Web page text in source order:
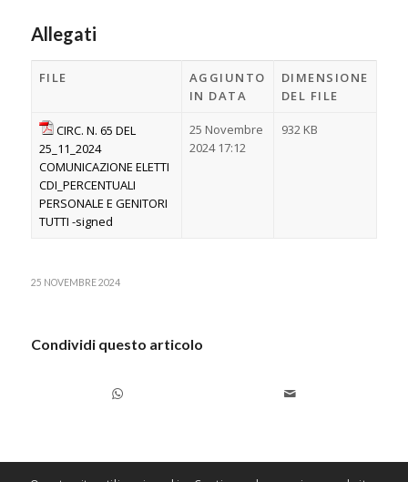
Allegati
FILE
AGGIUNTO
IN DATA
DIMENSIONE
DEL FILE
CIRC. N. 65 DEL
25_11_2024
COMUNICAZIONE ELETTI
CDI_PERCENTUALI
PERSONALE E GENITORI
TUTTI -signed
25 Novembre
2024 17:12
932 KB
25 NOVEMBRE 2024
Condividi questo articolo